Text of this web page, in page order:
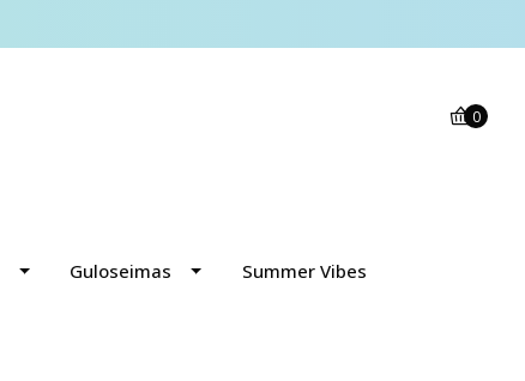
0
Guloseimas Summer Vibes